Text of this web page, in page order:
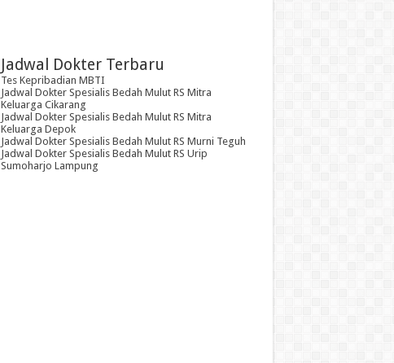
Jadwal Dokter Terbaru
Tes Kepribadian MBTI
Jadwal Dokter Spesialis Bedah Mulut RS Mitra
Keluarga Cikarang
Jadwal Dokter Spesialis Bedah Mulut RS Mitra
Keluarga Depok
Jadwal Dokter Spesialis Bedah Mulut RS Murni Teguh
Jadwal Dokter Spesialis Bedah Mulut RS Urip
Sumoharjo Lampung